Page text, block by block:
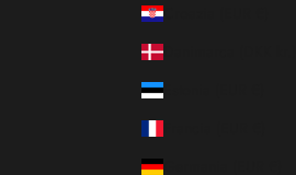
Croazia (EUR €)
Danimarca (DKK kr.)
Estonia (EUR €)
Francia (EUR €)
Germania (EUR €)